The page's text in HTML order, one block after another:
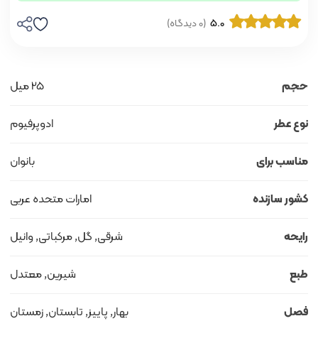
حجم 25 میل
نوع عطر ادوپرفیوم
مناسب برای بانوان
کشور سازنده امارات متحده عربی
رایحه شرقی, گل, مرکباتی, وانیل
طبع شیرین, معتدل
فصل بهار, پاییز, تابستان, زمستان
5.0 (0 دیدگاه)